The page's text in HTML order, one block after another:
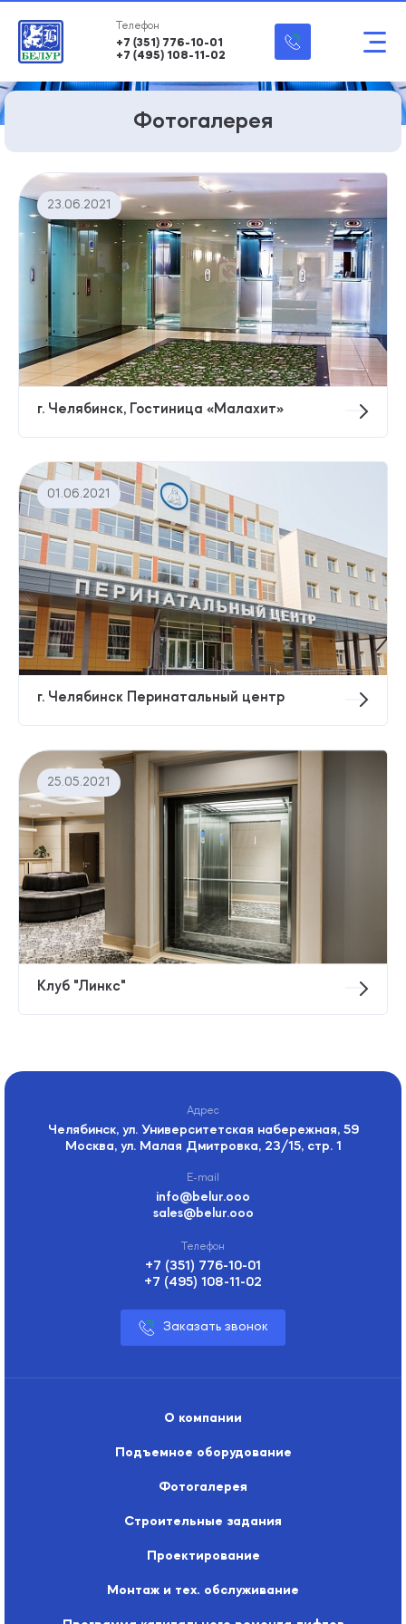
+7 (351) 776-10-01
+7 (495) 108-11-02
Фотогалерея
23.06.2021
г. Челябинск, Гостиница «Малахит»
01.06.2021
г. Челябинск Перинатальный центр
25.05.2021
Клуб "Линкс"
Челябинск, ул. Университетская набережная, 59
Москва, ул. Малая Дмитровка, 23/15, стр. 1
info@belur.ooo
sales@belur.ooo
+7 (351) 776-10-01
+7 (495) 108-11-02
Заказать звонок
О компании
Подъемное оборудование
Фотогалерея
Строительные задания
Проектирование
Монтаж и тех. обслуживание